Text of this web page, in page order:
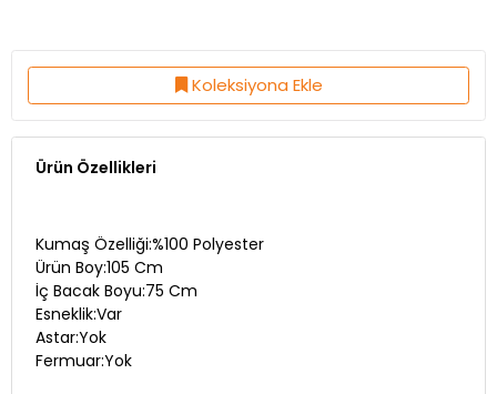
Koleksiyona Ekle
Ürün Özellikleri
Ürün Boy:105 Cm
İç Bacak Boyu:75 Cm
Esneklik:Var
Astar:Yok
Fermuar:Yok